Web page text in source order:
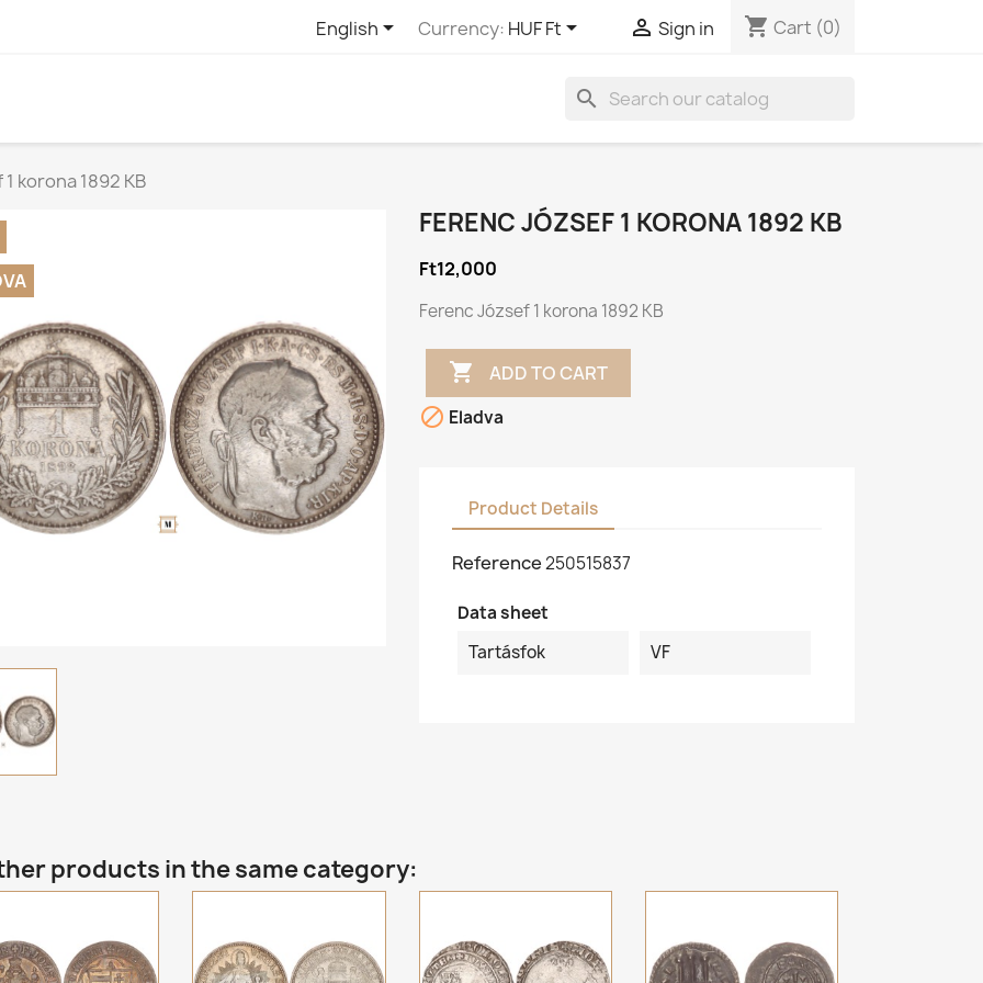
English Currency: HUF Ft  Sign in shopping_cart Cart (0)
search
korona 1892 KB
FERENC JÓZSEF 1 KORONA 1892 KB
Ft12,000
Ferenc József 1 korona 1892 KB
 ADD TO CART
 Eladva
Product Details
Reference250515837
Data sheet
Tartásfok
VF
products in the same category: